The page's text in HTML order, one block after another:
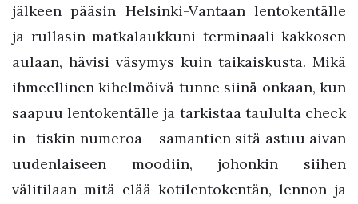
jälkeen pääsin Helsinki-Vantaan lentokentälle
ja rullasin matkalaukkuni terminaali kakkosen
aulaan, hävisi väsymys kuin taikaiskusta. Mikä
ihmeellinen kihelmöivä tunne siinä onkaan, kun
saapuu lentokentälle ja tarkistaa taululta check
in -tiskin numeroa – samantien sitä astuu aivan
uudenlaiseen moodiin, johonkin siihen
välitilaan mitä elää kotilentokentän, lennon ja